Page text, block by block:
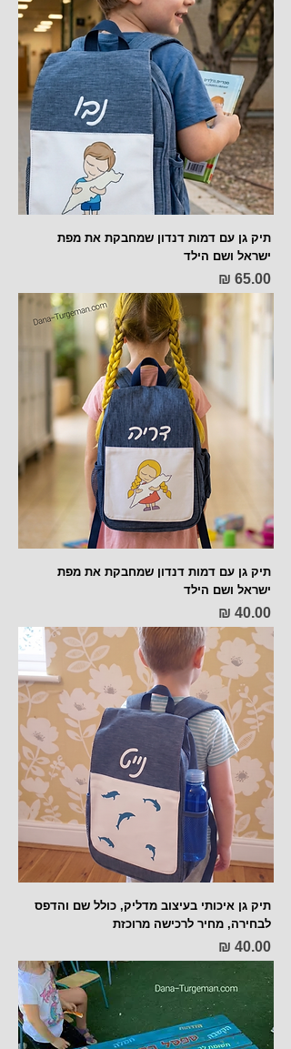
תיק גן עם דמות דנדון שמחבקת את מפת
ישראל ושם הילד
מחיר
תיק גן עם דמות דנדון שמחבקת את מפת
ישראל ושם הילד
מחיר
תיק גן איכותי בעיצוב מדליק, כולל שם והדפס
לבחירה, מחיר לרכישה מרוכזת
מחיר